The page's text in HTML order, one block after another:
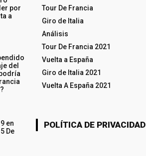
por
a
del
en
De
Tour De Francia
Giro de Italia
Análisis
Tour De Francia 2021
Vuelta a España
Giro de Italia 2021
Vuelta A España 2021
POLÍTICA DE PRIVACIDAD